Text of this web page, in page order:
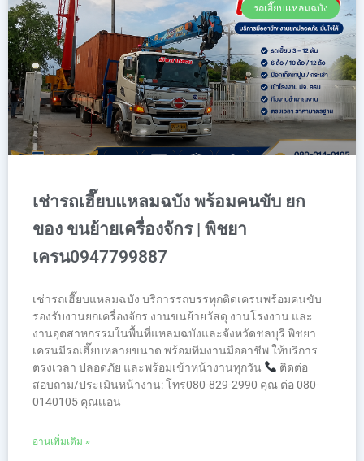
รถเฮี๊ยบเเหลมฉบัง
เช่ารถเฮี๊ยบแหลมฉบัง พร้อมคนขับ ยก
ของ ขนย้ายเครื่องจักร | พิชยา
เครน0947799887
เช่ารถเฮี๊ยบแหลมฉบัง บริการรถบรรทุกติดเครนพร้อมคนขับ
รองรับงานยกเครื่องจักร งานขนย้ายวัสดุ งานโรงงาน และ
งานอุตสาหกรรมในพื้นที่แหลมฉบังและจังหวัดชลบุรี พิชยา
เครนมีรถเฮี๊ยบหลายขนาด พร้อมทีมงานมืออาชีพ ให้บริการ
ตรงเวลา ปลอดภัย และพร้อมเข้าหน้างานทุกวัน
ติดต่อ
สอบถาม/ประเมินหน้างาน: โทร080-829-2990 คุณ ต่อ 080-
0140105 คุณเเอน
อ่านเพิ่มเติม »